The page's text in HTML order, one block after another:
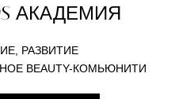
АКАДЕМИЯ
РАЗВИТИЕ
BEAUTY-КОМЬЮНИТИ